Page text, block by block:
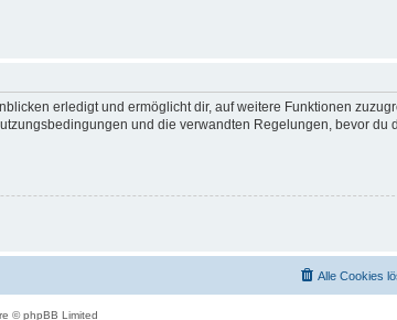
erledigt und ermöglicht dir, auf weitere Funktionen
und die verwandten Regelungen, bevor du
Alle Cookies
© phpBB Limited